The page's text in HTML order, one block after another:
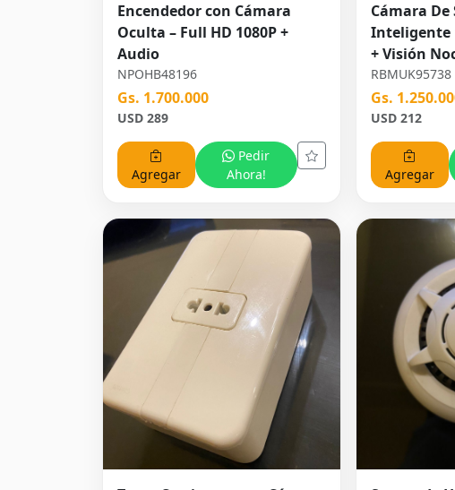
Encendedor con Cámara
Oculta – Full HD 1080P +
Audio
NPOHB48196
Gs. 1.700.000
USD 289
Agregar
Pedir
Ahora!
Cámara
Inteligente
+ Visión
RBMUK95738
Gs.
USD 212
Agregar